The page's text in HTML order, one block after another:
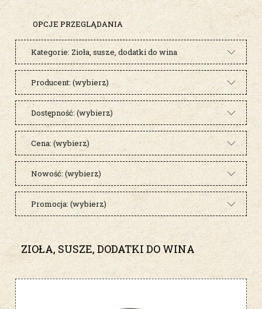
OPCJE PRZEGLĄDANIA
Kategorie: Zioła, susze, dodatki do wina
Producent: (wybierz)
Dostępność: (wybierz)
Cena: (wybierz)
Nowość: (wybierz)
Promocja: (wybierz)
ZIOŁA, SUSZE, DODATKI DO WINA